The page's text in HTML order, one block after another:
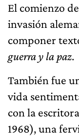
El comienzo
invasión
componer
guerra y la paz.
También fue
vida
con la
1968), una